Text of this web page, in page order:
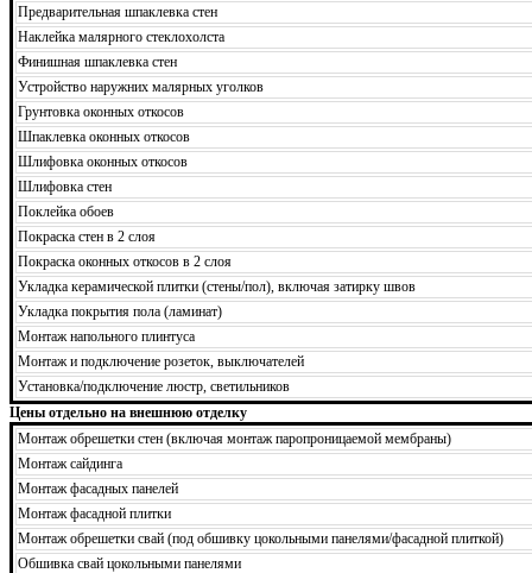
Предварительная шпаклевка стен
Наклейка малярного стеклохолста
Финишная шпаклевка стен
Устройство наружних малярных уголков
Грунтовка оконных откосов
Шпаклевка оконных откосов
Шлифовка оконных откосов
Шлифовка стен
Поклейка обоев
Покраска стен в 2 слоя
Покраска оконных откосов в 2 слоя
Укладка керамической плитки (стены/пол), включая затирку швов
Укладка покрытия пола (ламинат)
Монтаж напольного плинтуса
Монтаж и подключение розеток, выключателей
Установка/подключение люстр, светильников
Цены отдельно на внешнюю отделку
Монтаж обрешетки стен (включая монтаж паропроницаемой мембраны)
Монтаж сайдинга
Монтаж фасадных панелей
Монтаж фасадной плитки
Монтаж обрешетки свай (под обшивку цокольными панелями/фасадной плиткой)
Обшивка свай цокольными панелями